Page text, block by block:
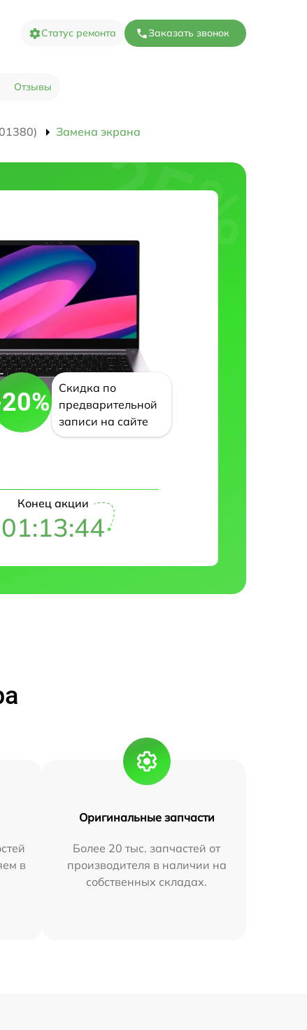
Статус ремонта Заказать звонок
Отзывы
Замена экрана
Скидка по
предварительной
записи на сайте
Конец акции
01:13:43
в
Оригинальные запчасти
Более 20 тыс. запчастей от
производителя в наличии на
собственных складах.